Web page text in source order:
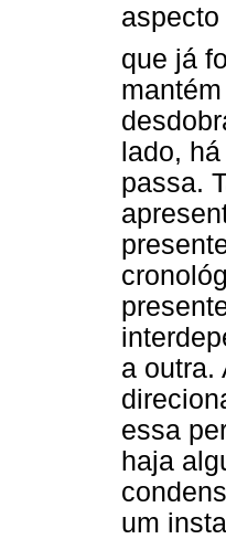
aspecto
que já
lado,
passa.
a outra.
essa
haja
um